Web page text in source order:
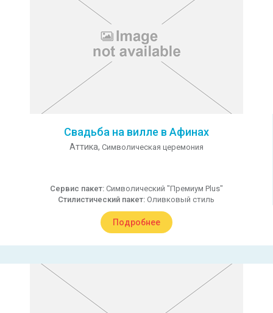
Свадьба на вилле в Афинах
Аттика, Символическая церемония
Сервис пакет: Символический "Премиум Plus"
Стилистический пакет: Оливковый стиль
Подробнее